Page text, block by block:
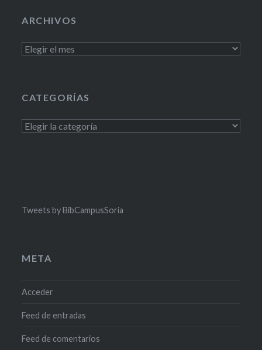
ARCHIVOS
Archivos
CATEGORÍAS
Categorías
Tweets by BibCampusSoria
META
Acceder
Feed de entradas
Feed de comentarios